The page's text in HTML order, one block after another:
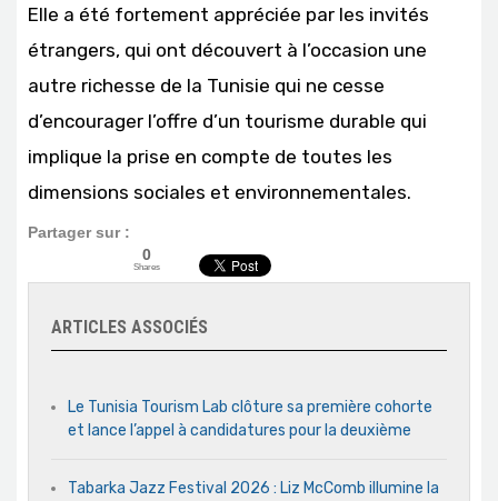
Elle a été fortement appréciée par les invités
étrangers, qui ont découvert à l’occasion une
autre richesse de la Tunisie qui ne cesse
d’encourager l’offre d’un tourisme durable qui
implique la prise en compte de toutes les
dimensions sociales et environnementales.
Partager sur :
0
Shares
ARTICLES ASSOCIÉS
Le Tunisia Tourism Lab clôture sa première cohorte
et lance l’appel à candidatures pour la deuxième
Tabarka Jazz Festival 2026 : Liz McComb illumine la